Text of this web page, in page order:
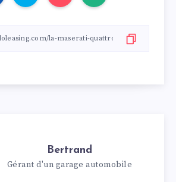
Bertrand
Gérant d'un garage automobile